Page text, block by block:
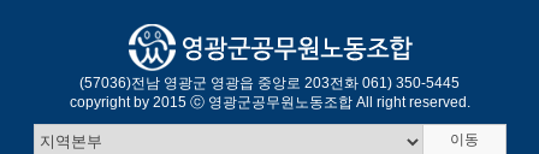
(57036)전남 영광군 영광읍 중앙로 203전화 061) 350-5445
copyright by 2015 ⓒ 영광군공무원노동조합 All right reserved.
이동